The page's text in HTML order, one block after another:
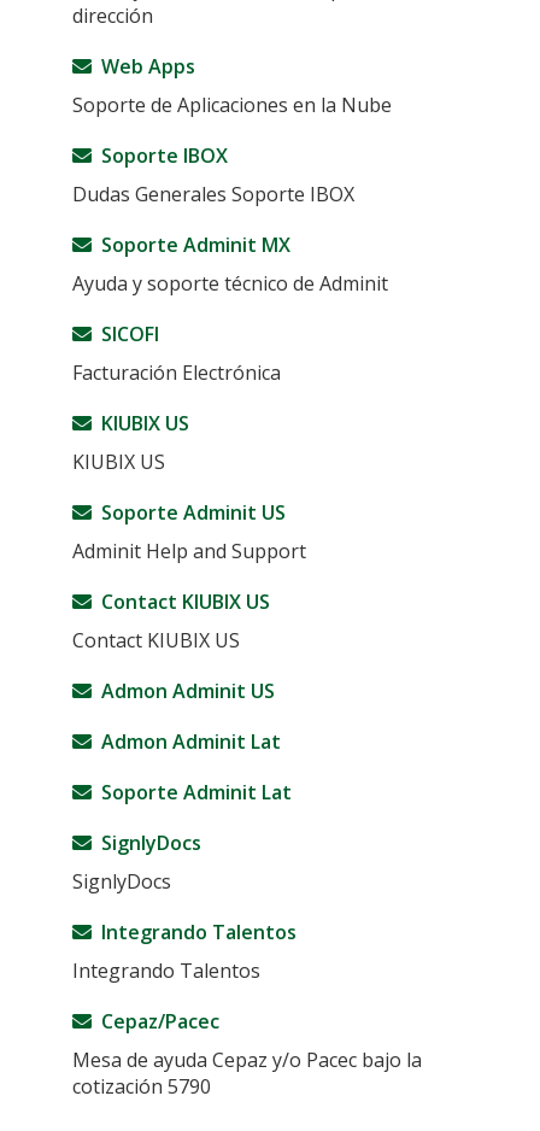
dirección
Web Apps
Soporte de Aplicaciones en la Nube
Soporte IBOX
Dudas Generales Soporte IBOX
Soporte Adminit MX
Ayuda y soporte técnico de Adminit
SICOFI
Facturación Electrónica
KIUBIX US
KIUBIX US
Soporte Adminit US
Adminit Help and Support
Contact KIUBIX US
Contact KIUBIX US
Admon Adminit US
Admon Adminit Lat
Soporte Adminit Lat
SignlyDocs
SignlyDocs
Integrando Talentos
Integrando Talentos
Cepaz/Pacec
Mesa de ayuda Cepaz y/o Pacec bajo la
cotización 5790